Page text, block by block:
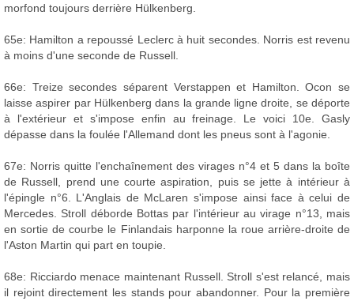
morfond toujours derrière Hülkenberg.
65e: Hamilton a repoussé Leclerc à huit secondes. Norris est revenu
à moins d'une seconde de Russell.
66e: Treize secondes séparent Verstappen et Hamilton. Ocon se
laisse aspirer par Hülkenberg dans la grande ligne droite, se déporte
à l'extérieur et s'impose enfin au freinage. Le voici 10e. Gasly
dépasse dans la foulée l'Allemand dont les pneus sont à l'agonie.
67e: Norris quitte l'enchaînement des virages n°4 et 5 dans la boîte
de Russell, prend une courte aspiration, puis se jette à intérieur à
l'épingle n°6. L'Anglais de McLaren s'impose ainsi face à celui de
Mercedes. Stroll déborde Bottas par l'intérieur au virage n°13, mais
en sortie de courbe le Finlandais harponne la roue arrière-droite de
l'Aston Martin qui part en toupie.
68e: Ricciardo menace maintenant Russell. Stroll s'est relancé, mais
il rejoint directement les stands pour abandonner. Pour la première